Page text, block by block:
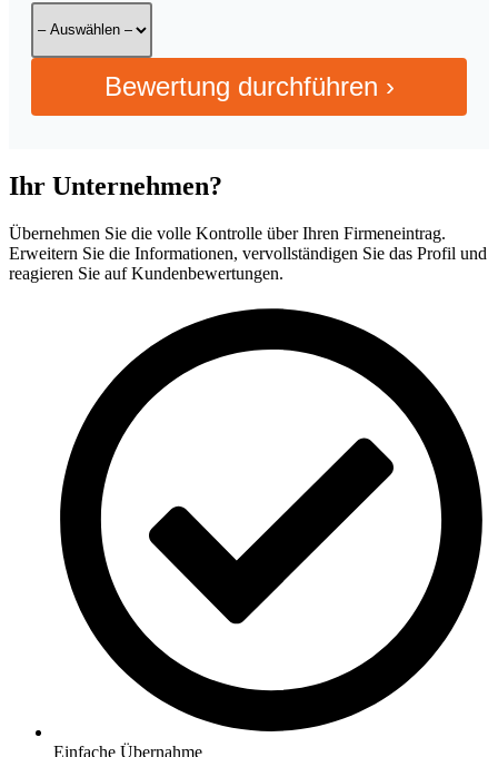
Bewertung durchführen ›
Ihr Unternehmen?
Übernehmen Sie die volle Kontrolle über Ihren Firmeneintrag.
Erweitern Sie die Informationen, vervollständigen Sie das Profil und
reagieren Sie auf Kundenbewertungen.
Einfache Übernahme